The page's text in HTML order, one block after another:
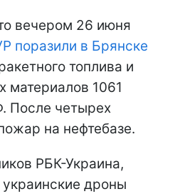
вечером 26 июня
поразили в Брянске
топлива и
материалов 1061
После четырех
на нефтебазе.
РБК-Украина,
дроны